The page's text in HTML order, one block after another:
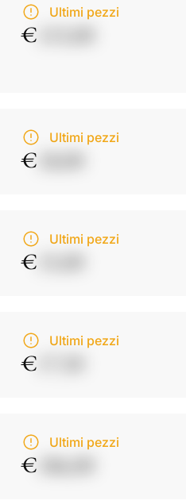
Ultimi pezzi
€
Ultimi pezzi
€
Ultimi pezzi
€
Ultimi pezzi
€
Ultimi pezzi
€ 186,00